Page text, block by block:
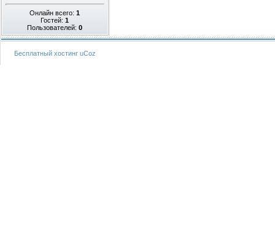
Онлайн всего:1
Гостей:1
Пользователей:0
Бесплатный хостинг uCoz